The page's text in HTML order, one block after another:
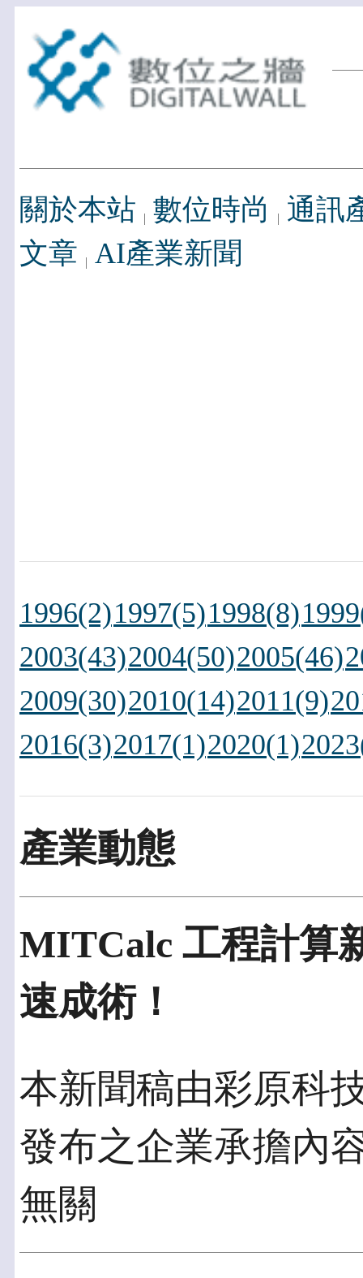
關於本站 數位時尚
通訊
文章 AI產業新聞
1996(2)1997(5)1998(8)
2003(43)2004(50)2005(46)
2009(30)2010(14)2011(9)
2016(3)2017(1)2020(1)
產業動態
MITCalc 工程計算
速成術！
本新聞稿由彩原科
發布之企業承擔內
無關